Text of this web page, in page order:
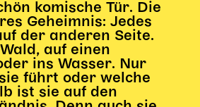
komische Tür. Die
Geheimnis: Jedes
der anderen Seite.
auf einen
ins Wasser. Nur
führt oder welche
ist sie auf den